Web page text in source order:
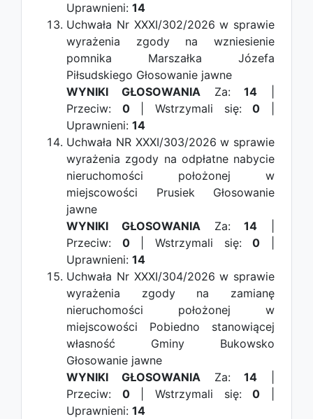
Uprawnieni: 14
Uchwała Nr XXXI/302/2026 w sprawie
wyrażenia zgody na wzniesienie
pomnika Marszałka Józefa
Piłsudskiego Głosowanie jawne
WYNIKI GŁOSOWANIAZa:14
Przeciw: 0| Wstrzymali się:0
Uprawnieni: 14
Uchwała NR XXXI/303/2026 w sprawie
wyrażenia zgody na odpłatne nabycie
nieruchomości położonej w
miejscowości Prusiek Głosowanie
jawne
WYNIKI GŁOSOWANIAZa:14
Przeciw: 0| Wstrzymali się:0
Uprawnieni: 14
Uchwała Nr XXXI/304/2026 w sprawie
wyrażenia zgody na zamianę
nieruchomości położonej w
miejscowości Pobiedno stanowiącej
własność Gminy Bukowsko
Głosowanie jawne
WYNIKI GŁOSOWANIAZa:14
Przeciw: 0| Wstrzymali się:0
Uprawnieni: 14